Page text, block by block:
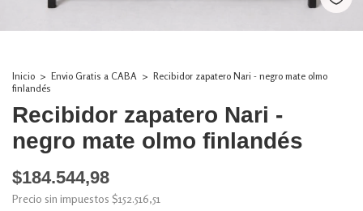
Inicio > Envio Gratis a CABA > Recibidor zapatero Nari - negro mate olmo
finlandés
Recibidor zapatero Nari -
negro mate olmo finlandés
$184.544,98
Precio sin impuestos $152.516,51